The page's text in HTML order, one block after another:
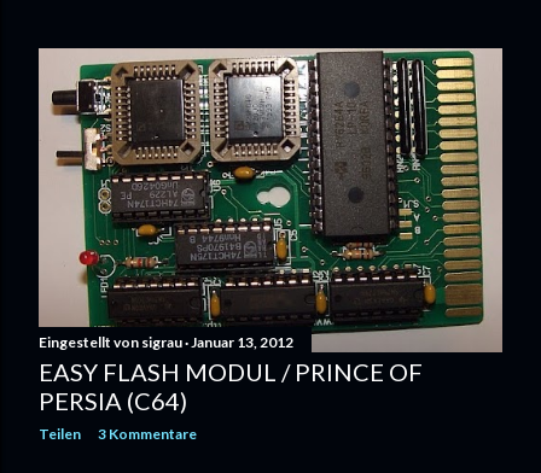
Eingestellt von sigrau Januar 13, 2012
EASY FLASH MODUL / PRINCE OF
PERSIA (C64)
Teilen 3 Kommentare